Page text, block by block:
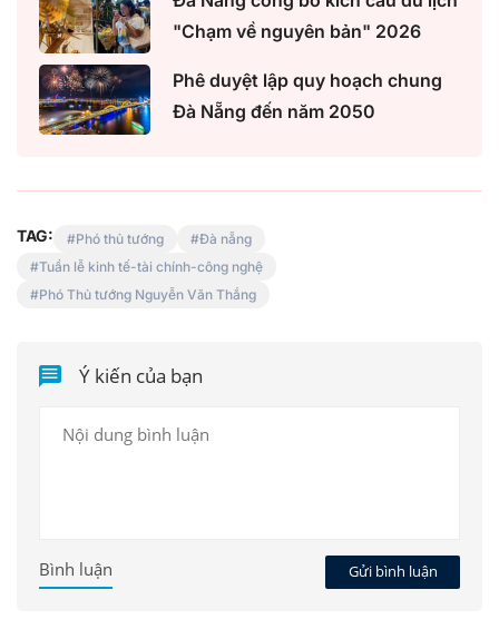
"Chạm về nguyên bản" 2026
Phê duyệt lập quy hoạch chung
Đà Nẵng đến năm 2050
TAG: Phó thủ tướng
Đà nẵng
Tuần lễ kinh tế-tài chính-công nghệ
Phó Thủ tướng Nguyễn Văn Thắng
Ý kiến của bạn
Gửi bình luận
Bình luận